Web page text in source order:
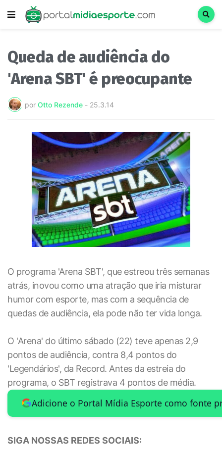
Queda de audiência do
'Arena SBT' é preocupante
por Otto Rezende - 25.3.14
O programa 'Arena SBT', que estreou três semanas
atrás, inovou como uma atração que iria misturar
humor com esporte, mas com a sequência de
quedas de audiência, ela pode não ter vida longa.
O 'Arena' do último sábado (22) teve apenas 2,9
pontos de audiência, contra 8,4 pontos do
'Legendários', da Record. Antes da estreia do
programa, o SBT registrava 4 pontos de média.
Adicione o Portal Mídia Esporte como fonte
SIGA NOSSAS REDES SOCIAIS: